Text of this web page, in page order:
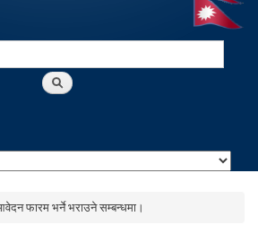
फारम भर्ने भराउने सम्बन्धमा।